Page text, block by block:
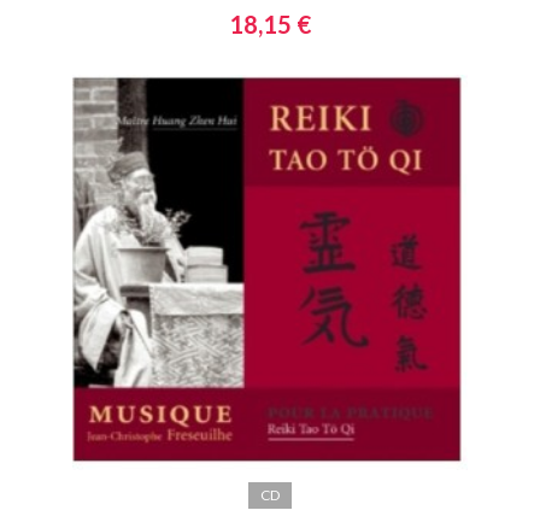
18,15 €
CD